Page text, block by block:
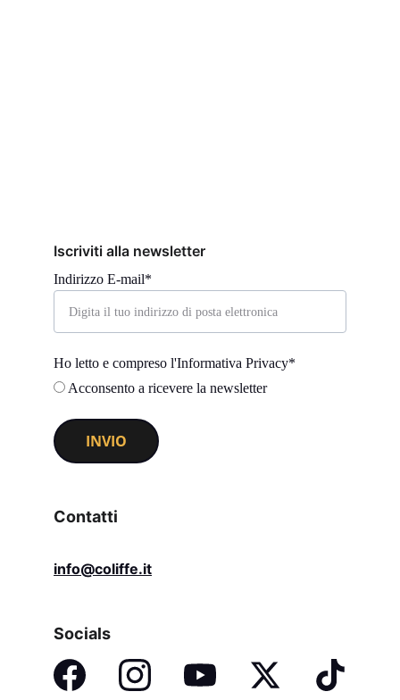
Indirizzo E-mail*
Ho letto e compreso l'Informativa Privacy*
Acconsento a ricevere la newsletter
INVIO
info@coliffe.it
Socials
Iscriviti alla newsletter
Contatti